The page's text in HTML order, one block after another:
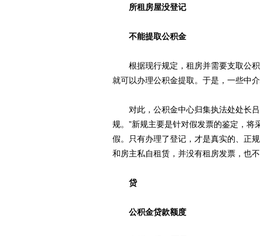
所租房屋没登记
不能提取公积金
根据现行规定，租房并需要支取公积
就可以办理公积金提取。于是，一些中
对此，公积金中心归集执法处处长吕
规。”新规主要是针对假发票的鉴定，
假。只有办理了登记，才是真实的、正
和房主私自租赁，并没有租房发票，也不
贷
公积金贷款额度